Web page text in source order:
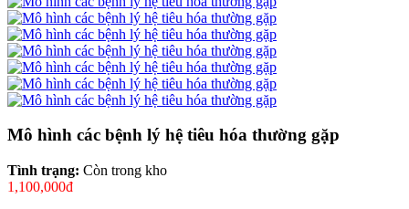
Mô hình các bệnh lý hệ tiêu hóa thường gặp
Tình trạng: Còn trong kho
1,100,000đ